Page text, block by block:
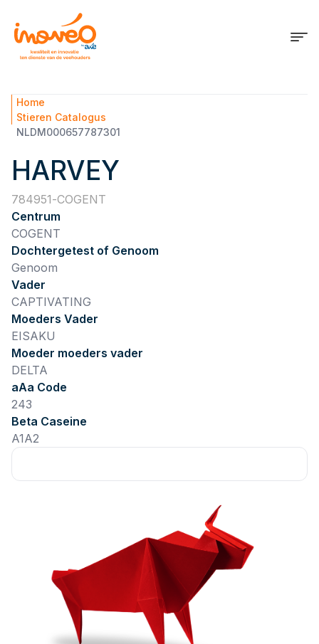
Home
Stieren Catalogus
NLDM000657787301
HARVEY
784951 COGENT
Centrum
COGENT
Dochtergetest of Genoom
Genoom
Vader
CAPTIVATING
Moeders Vader
EISAKU
Moeder moeders vader
DELTA
aAa Code
243
Beta Caseine
A1A2